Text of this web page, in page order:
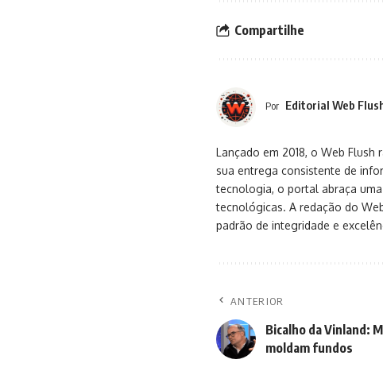
Compartilhe
Por Editorial Web
Lançado em 2018, o Web
sua entrega consistente de
tecnologia, o portal abraça
tecnológicas. A redação do
padrão de integridade e
ANTERIOR
Bicalho da Vinland:
moldam fundos